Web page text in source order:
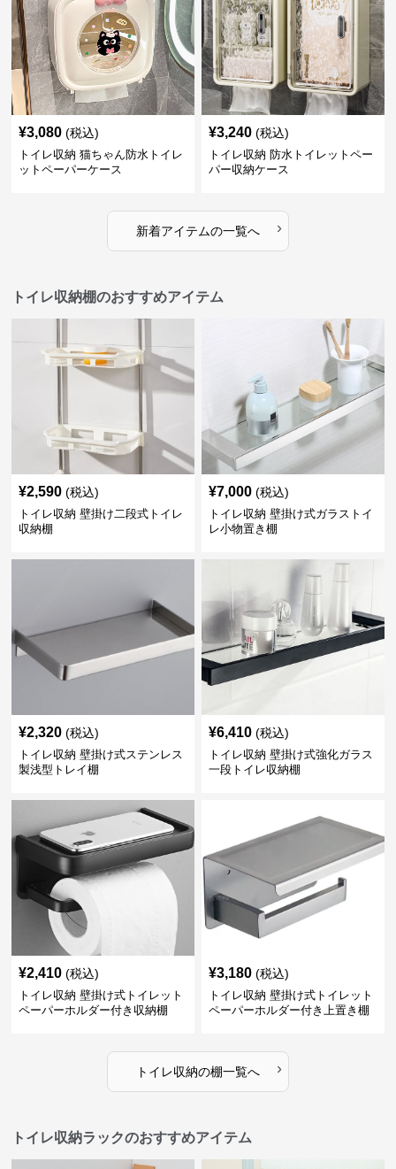
¥3,080 (税込)
トイレ収納 猫ちゃん防水トイレ
ットペーパーケース
¥3,240 (税込)
トイレ収納 防水トイレットペー
パー収納ケース
新着アイテムの一覧へ ›
トイレ収納棚のおすすめアイテム
¥2,590 (税込)
トイレ収納 壁掛け二段式トイレ
収納棚
¥7,000 (税込)
トイレ収納 壁掛け式ガラストイ
レ小物置き棚
¥2,320 (税込)
トイレ収納 壁掛け式ステンレス
製浅型トレイ棚
¥6,410 (税込)
トイレ収納 壁掛け式強化ガラス
一段トイレ収納棚
¥2,410 (税込)
トイレ収納 壁掛け式トイレット
ペーパーホルダー付き収納棚
¥3,180 (税込)
トイレ収納 壁掛け式トイレット
ペーパーホルダー付き上置き棚
トイレ収納の棚一覧へ ›
トイレ収納ラックのおすすめアイテム